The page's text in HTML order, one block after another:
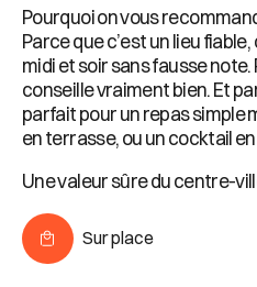
Pourquoi on vous
Parce que c’est un lieu
midi et soir sans fausse note.
conseille vraiment bien. Et
parfait pour un repas simple
en terrasse, ou un cocktail
Une valeur sûre du centre-
Sur place